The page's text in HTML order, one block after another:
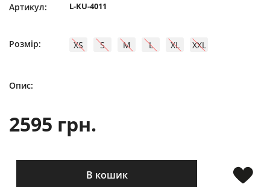
Артикул: L-KU-4011
Розмір: XS S M L XL XXL
Опис:
2595 грн.
В кошик